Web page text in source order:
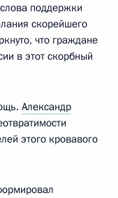
поддержки
скорейшего
что граждане
в этот скорбный
Александр
этого кровавого